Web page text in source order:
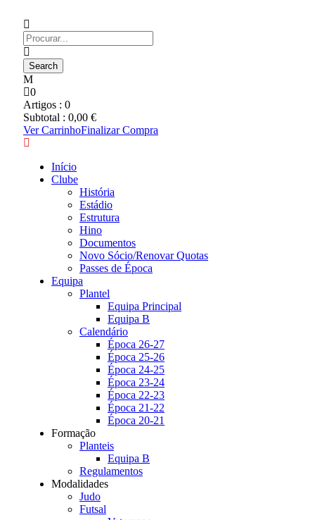
0
Artigos : 0
Subtotal : 0,00 €
Ver CarrinhoFinalizar Compra
Início
Clube
História
Estádio
Estrutura
Hino
Documentos
Novo Sócio/Renovar Quotas
Passes de Época
Equipa
Plantel
Equipa Principal
Equipa B
Calendário
Época 26-27
Época 25-26
Época 24-25
Época 23-24
Época 22-23
Época 21-22
Época 20-21
Formação
Planteis
Equipa B
Regulamentos
Modalidades
Judo
Futsal